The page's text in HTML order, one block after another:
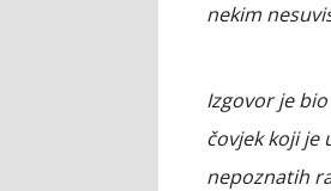
nekim
Izgovor je
čovjek koji je
nepoznatih